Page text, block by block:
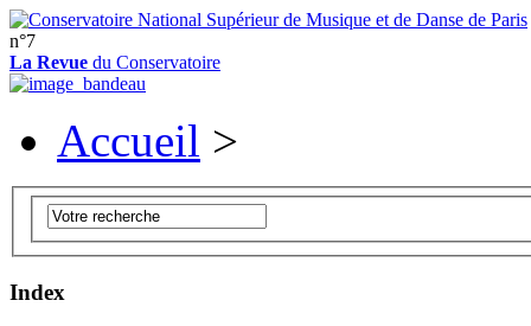
n°7
La Revue du Conservatoire
Accueil >
Index